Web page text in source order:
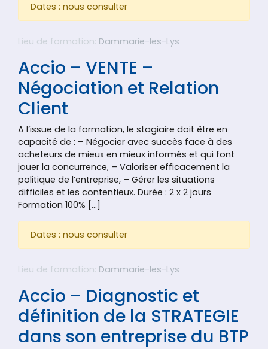
Dates : nous consulter
Lieu de formation: Dammarie-les-Lys
Accio – VENTE –
Négociation et Relation
Client
A l’issue de la formation, le stagiaire doit être en
capacité de : – Négocier avec succès face à des
acheteurs de mieux en mieux informés et qui font
jouer la concurrence, – Valoriser efficacement la
politique de l’entreprise, – Gérer les situations
difficiles et les contentieux. Durée : 2 x 2 jours
Formation 100% […]
Dates : nous consulter
Lieu de formation: Dammarie-les-Lys
Accio – Diagnostic et
définition de la STRATEGIE
dans son entreprise du BTP